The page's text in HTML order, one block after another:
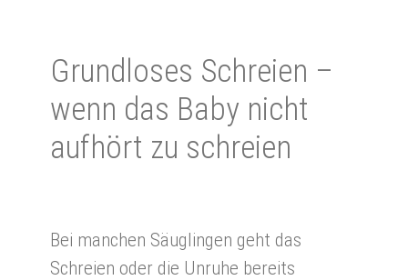
Grund­lo­ses Schrei­en –
wenn das Baby nicht
auf­hört zu schrei­en
Bei manchen Säuglingen geht das
Schreien oder die Unruhe bereits